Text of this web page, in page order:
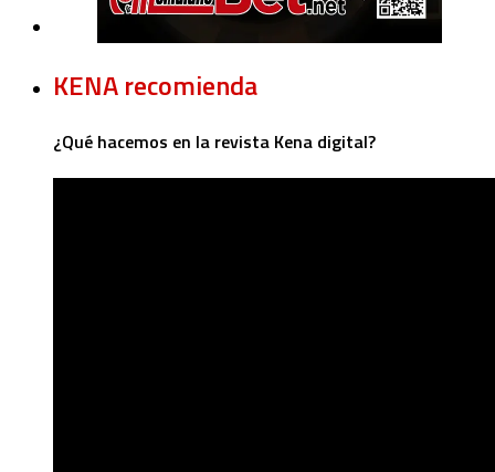
KENA recomienda
¿Qué hacemos en la revista Kena digital?